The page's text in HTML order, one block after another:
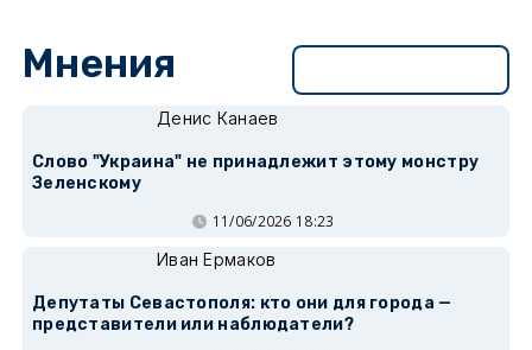
Мнения
Денис Канаев
Слово "Украина" не принадлежит этому монстру
Зеленскому
11/06/2026 18:23
Иван Ермаков
Депутаты Севастополя: кто они для города —
представители или наблюдатели?